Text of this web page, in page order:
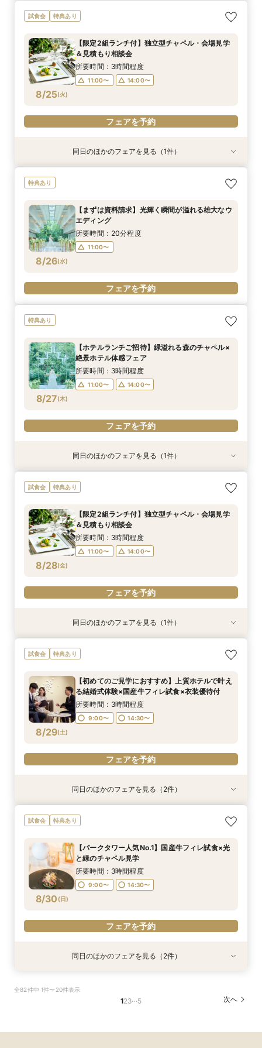
8/24(月)
【ご多忙な方へオススメ】ご自宅で安心！オンラ
イン相談フェア
14:00〜 16:00〜
試食会 特典あり
8/25(火)
【限定2組ランチ付】独立型チャペル・会場見学
＆見積もり相談会
所要時間：3時間程度
11:00〜 14:00〜
フェアを予約
8/25(火)
【ご多忙な方へオススメ】ご自宅で安心！オンラ
14:00〜
同日のほかのフェアを見る（1件）
特典あり
8/26(水)
【まずは資料請求】光輝く瞬間が溢れる雄大なウ
エディング
所要時間：20分程度
11:00〜
フェアを予約
特典あり
8/27(木)
【ホテルランチご招待】緑溢れる森のチャペル×
絶景ホテル体感フェア
所要時間：3時間程度
11:00〜 14:00〜
フェアを予約
8/27(木)
【ご多忙な方へオススメ】ご自宅で安心！オンラ
イン相談フェア
14:00〜 16:00〜
同日のほかのフェアを見る（1件）
試食会 特典あり
8/28(金)
【限定2組ランチ付】独立型チャペル・会場見学
＆見積もり相談会
所要時間：3時間程度
11:00〜 14:00〜
フェアを予約
8/28( 金)
【ご多忙な方へオススメ】ご自宅で安心！オンラ
イン相談フェア
14:00〜 16:00〜
同日のほかのフェアを見る（1件）
試食会 特典あり
8/29(土)
【初めてのご見学におすすめ】上質ホテルで叶え
る結婚式体験×国産牛フィレ試食×衣装優待付
所要時間：3時間程度
9:00〜 14:30〜
フェアを予約
8/29(土 )
【不安をクリアに】お見積り相談＆オリジナルギ
フト付きフェア
9:00〜 14:30〜
特典あり
8/29(土 )
【20～80名ご検討の方】東京タワーを臨む絶景
ウエディング◆人気スカイバンケット見学＆相談
所要時間：3時間程度
同日のほかのフェアを見る（2件）
試食会 特典あり
8/30 (日)
【パークタワー人気No.1】国産牛フィレ試食×光
と緑のチャペル見学
所要時間：3時間程度
9:00〜 14:30〜
フェアを予約
8/30
フト付きフェア
特典あり
8/30
付！さらに午前来館でランチ付】ホテル各所か
ら”東京の特等席”を体験フェア
9:00〜 14:30〜
同日のほかのフェアを見る（2件）
全82件中 1件〜20件表示
123…5 次へ